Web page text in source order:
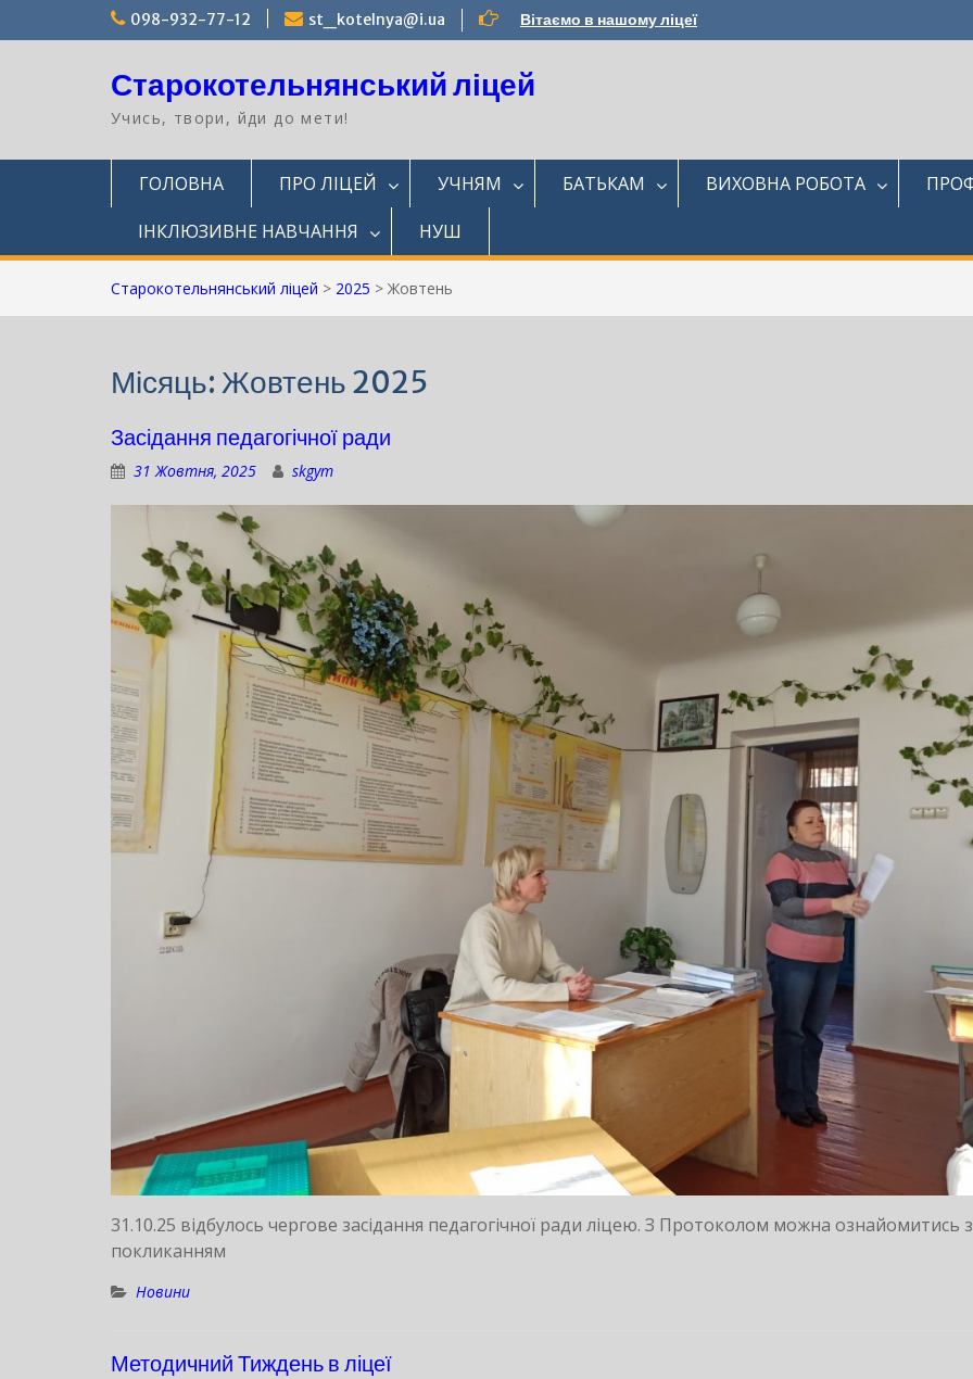
098-932-77-12 st_kotelnya@i.ua Вітаємо в нашому ліцеї
Старокотельнянський ліцей
Учись, твори, йди до мети!
ГОЛОВНА ПРО ЛІЦЕЙ УЧНЯМ БАТЬКАМ ВИХОВНА РОБОТА
ІНКЛЮЗИВНЕ НАВЧАННЯ
НУШ
Старокотельнянський ліцей > 2025 > Жовтень
Місяць:Жовтень 2025
Засідання педагогічної ради
31 Жовтня, 2025 skgym
31.10.25 відбулось чергове засідання педагогічної ради ліцею. З Протоколом можна ознайомитись
покликанням
Новини
Методичний Тиждень в ліцеї